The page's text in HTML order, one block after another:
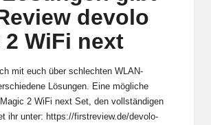
devolo
2 WiFi next
mit euch über schlechten WLAN-
Lösungen. Eine mögliche
Magic 2 WiFi next Set, den vollständigen
ihr unter: https://firstreview.de/devolo-